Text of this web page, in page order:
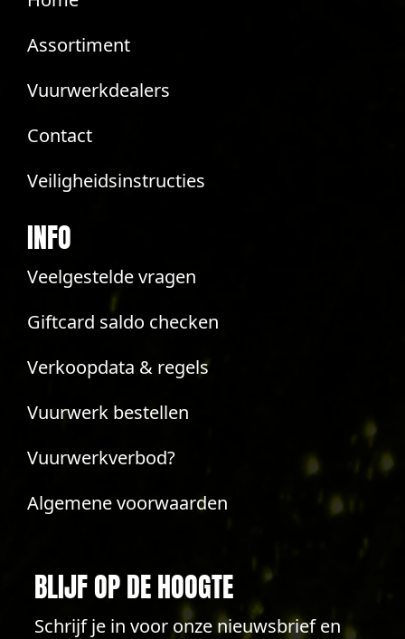
Assortiment
Vuurwerkdealers
Contact
Veiligheidsinstructies
INFO
Veelgestelde vragen
Giftcard saldo checken
Verkoopdata & regels
Vuurwerk bestellen
Vuurwerkverbod?
Algemene voorwaarden
BLIJF OP DE HOOGTE
Schrijf je in voor onze nieuwsbrief en